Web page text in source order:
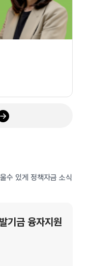
수 있게 정책자금 소식
기금 융자지원